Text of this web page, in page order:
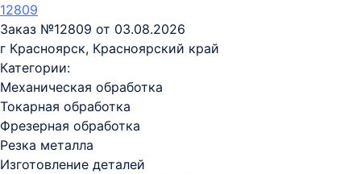
12809
Заказ №12809 от 03.08.2026
г Красноярск, Красноярский край
Категории:
Механическая обработка
Токарная обработка
Фрезерная обработка
Резка металла
Изготовление деталей